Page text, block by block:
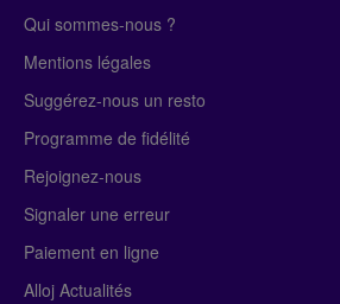
Qui sommes-nous ?
Mentions légales
Suggérez-nous un resto
Programme de fidélité
Rejoignez-nous
Signaler une erreur
Paiement en ligne
Alloj Actualités